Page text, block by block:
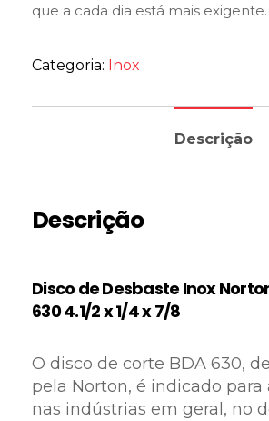
que a cada dia está mais exigente.
Categoria: Inox
Descrição
Descrição
Disco de Desbaste Inox
630 4.1/2 x 1/4 x 7/8
O disco de corte BDA 630,
pela Norton, é indicado para
nas indústrias em geral, no